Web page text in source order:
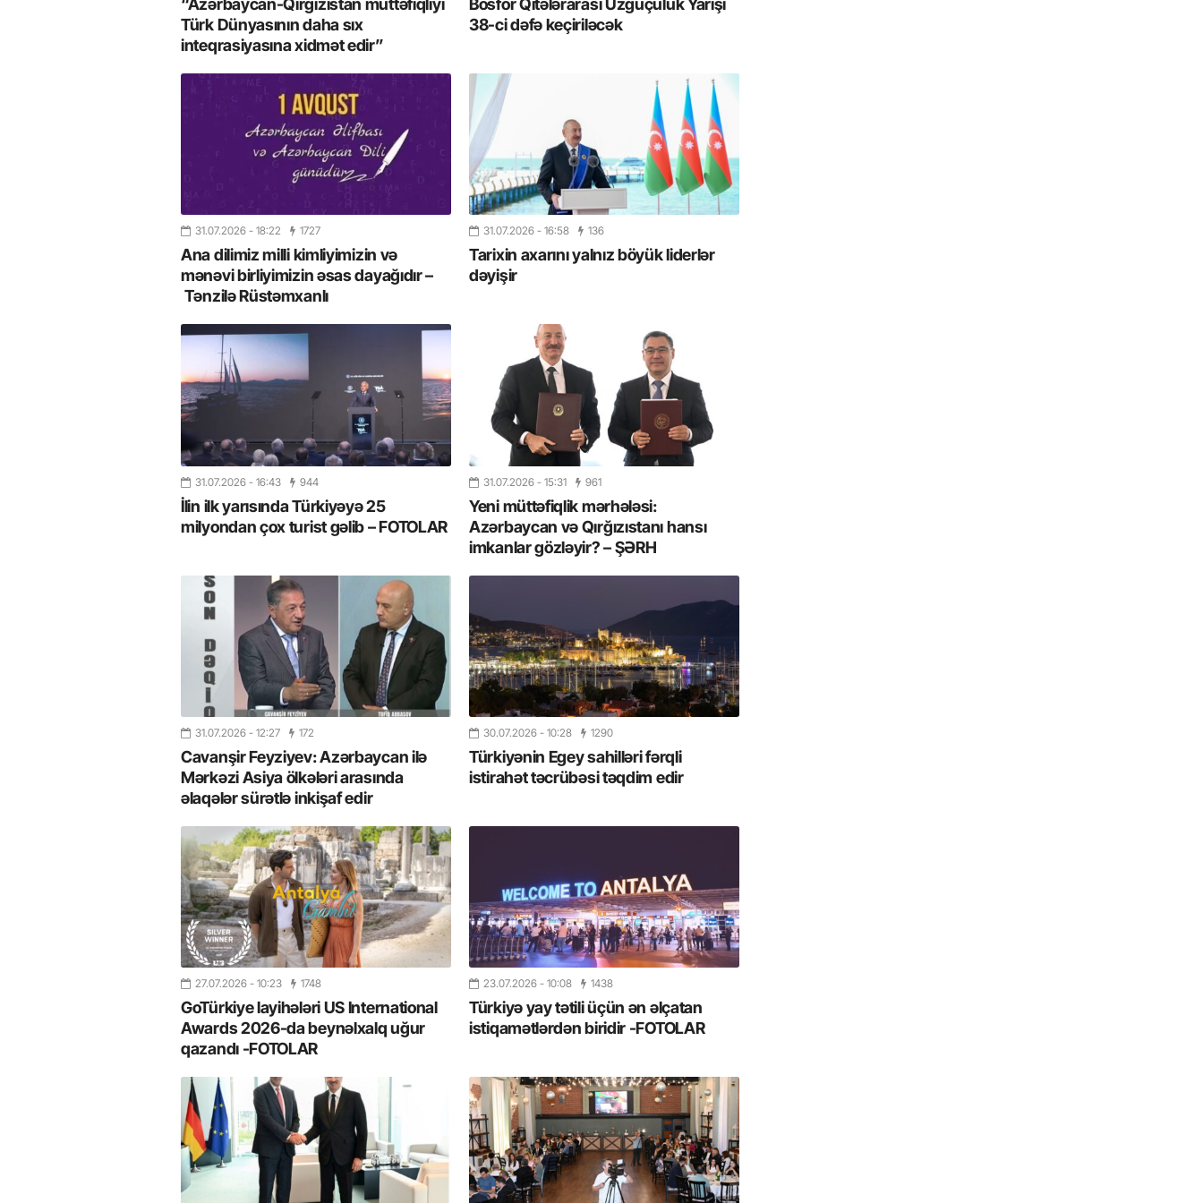
“Azərbaycan-Qırğızıstan müttəfiqliyi
Türk Dünyasının daha sıx
inteqrasiyasına xidmət edir”
Bosfor Qitələrarası Üzgüçülük Yarışı
38-ci dəfə keçiriləcək
31.07.2026 - 18:22 1727
Ana dilimiz milli kimliyimizin və
mənəvi birliyimizin əsas dayağıdır –
Tənzilə Rüstəmxanlı
31.07.2026 - 16:58 136
Tarixin axarını yalnız böyük liderlər
dəyişir
31.07.2026 - 16:43 944
İlin ilk yarısında Türkiyəyə 25
milyondan çox turist gəlib – FOTOLAR
31.07.2026 - 15:31 961
Yeni müttəfiqlik mərhələsi:
Azərbaycan və Qırğızıstanı hansı
imkanlar gözləyir? – ŞƏRH
31.07.2026 - 12:27 172
Cavanşir Feyziyev: Azərbaycan ilə
Mərkəzi Asiya ölkələri arasında
əlaqələr sürətlə inkişaf edir
30.07.2026 - 10:28 1290
Türkiyənin Egey sahilləri fərqli
istirahət təcrübəsi təqdim edir
27.07.2026 - 10:23 1748
GoTürkiye layihələri US International
Awards 2026-da beynəlxalq uğur
qazandı -FOTOLAR
23.07.2026 - 10:08 1438
Türkiyə yay tətili üçün ən əlçatan
istiqamətlərdən biridir -FOTOLAR